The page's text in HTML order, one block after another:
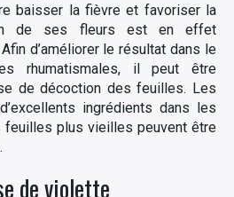
baisser la fièvre et favoriser la
de ses fleurs est en effet
d’améliorer le résultat dans le
rhumatismales, il peut être
de décoction des feuilles. Les
ingrédients dans les
feuilles plus vieilles peuvent être
de violette